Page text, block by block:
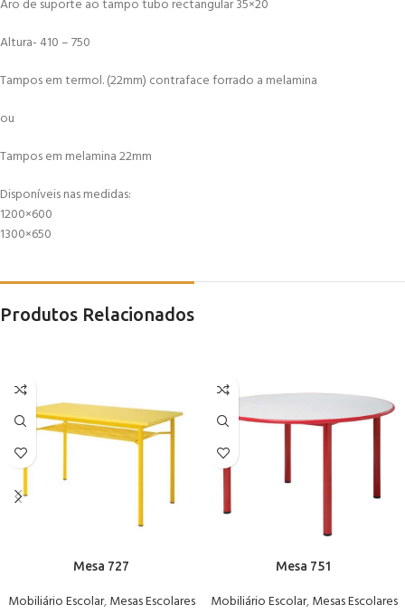
Aro de suporte ao tampo tubo rectangular 35×20
Altura- 410 – 750
Tampos em termol. (22mm) contraface forrado a melamina
ou
Tampos em melamina 22mm
Disponíveis nas medidas:
1200×600
1300×650
Produtos Relacionados
Mesa 727
Mobiliário Escolar,Mesas Escolares
Mesa 751
Mobiliário Escolar,Mesas Escolares